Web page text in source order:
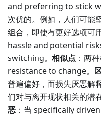
and preferring to stick
次优的。例如，人们可能
组合，即使有更好选项
hassle and potential
switching。 相似点 ：两
resistance to change。
普遍偏好，而损失厌恶解
们对与离开现状相关的潜
恶 ：当 specifically